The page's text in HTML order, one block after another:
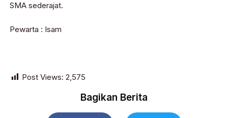
SMA sederajat.
Pewarta : Isam
Post Views: 2,575
Bagikan Berita